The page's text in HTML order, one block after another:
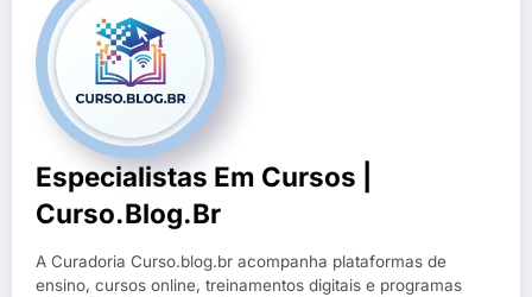
Especialistas Em Cursos |
Curso.blog.br
A Curadoria Curso.blog.br acompanha plataformas de
ensino, cursos online, treinamentos digitais e programas